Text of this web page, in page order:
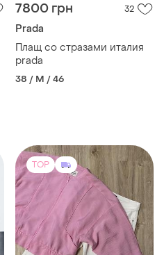
7800 грн 32
Prada
Плащ со стразами италия
prada
38 / M / 46
TOP